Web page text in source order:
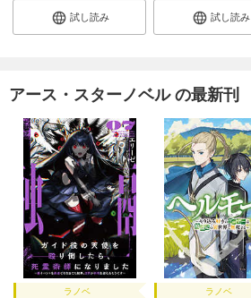
試し読み 試し読み
アース・スターノベル の最新刊
ラノベ ラノベ